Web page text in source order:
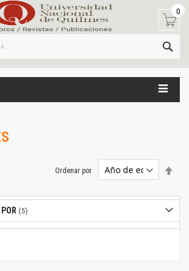
0
Ordenar por